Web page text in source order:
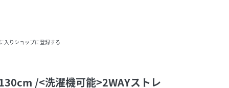
入りショップに登録する
/<洗濯機可能>2WAYストレ